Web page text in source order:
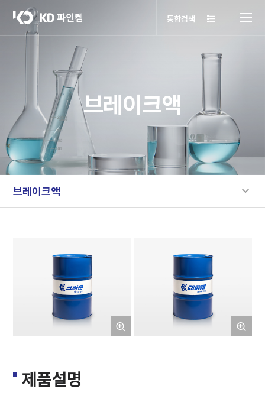
통합검색
브레이크액
브레이크액
제품설명